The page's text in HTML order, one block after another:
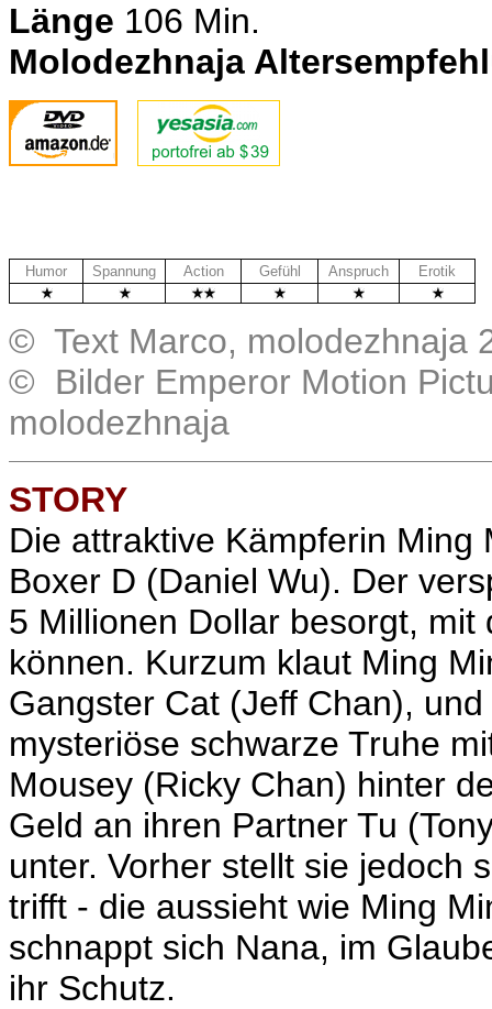
Länge 106 Min.
Molodezhnaja
Humor Spannung Action Gefühl Anspruch Erotik
© Text Marco, molodezhnaja
© Bilder Emperor Motion
molodezhnaja
STORY
Die attraktive Kämpferin
Boxer D (Daniel Wu). Der
5 Millionen Dollar besorgt,
können. Kurzum klaut Ming
Gangster Cat (Jeff Chan),
mysteriöse schwarze Truhe
Mousey (Ricky Chan) hinter
Geld an ihren Partner Tu
unter. Vorher stellt sie jedoch
trifft - die aussieht wie Ming
schnappt sich Nana, im
ihr Schutz.